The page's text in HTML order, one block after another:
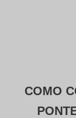
COMO